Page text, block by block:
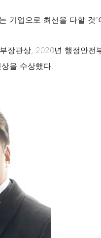
기업으로 최선을 다할 것”
관상, 2020년 행정안
을 수상했다.